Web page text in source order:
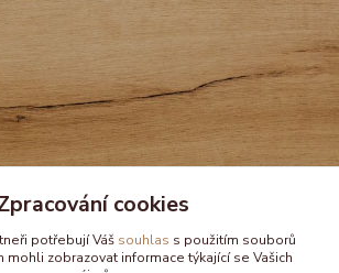
info@drevickov.cz
cookies
potřebují Váš souhlas s použitím souborů
mohli zobrazovat informace týkající se Vašich